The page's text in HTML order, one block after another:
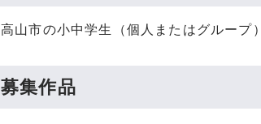
高山市の小中学生（個人またはグループ）
募集作品